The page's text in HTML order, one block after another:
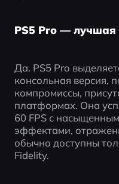
PS5 Pro — лучшая
Да. PS5 Pro
консольная версия,
компромиссы,
платформах. Она
60 FPS с
эффектами,
обычно доступны
Fidelity.